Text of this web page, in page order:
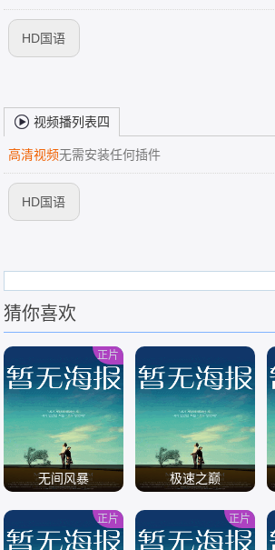
HD国语
视频播列表四
高清视频无需安装任何插件
HD国语
猜你喜欢
无间风暴
正片
极速之巅
正片 正片